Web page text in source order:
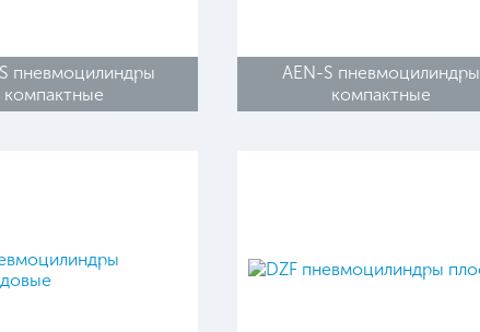
пневмоцилиндры
компактные
AEN-S пневмоцилиндры
компактные